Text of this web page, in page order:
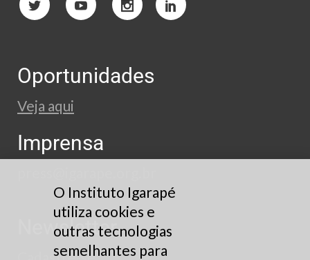
Oportunidades
Veja aqui
Imprensa
Newsletter
O Instituto Igarapé
utiliza cookies e
outras tecnologias
semelhantes para